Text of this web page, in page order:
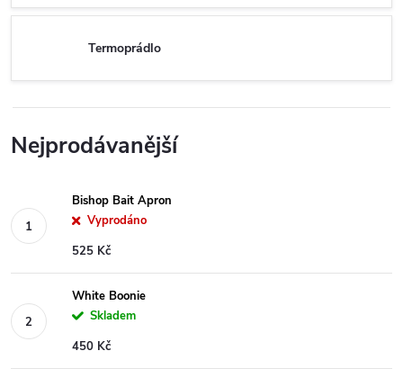
Termoprádlo
Nejprodávanější
Bishop Bait Apron
Vyprodáno
525 Kč
White Boonie
Skladem
450 Kč